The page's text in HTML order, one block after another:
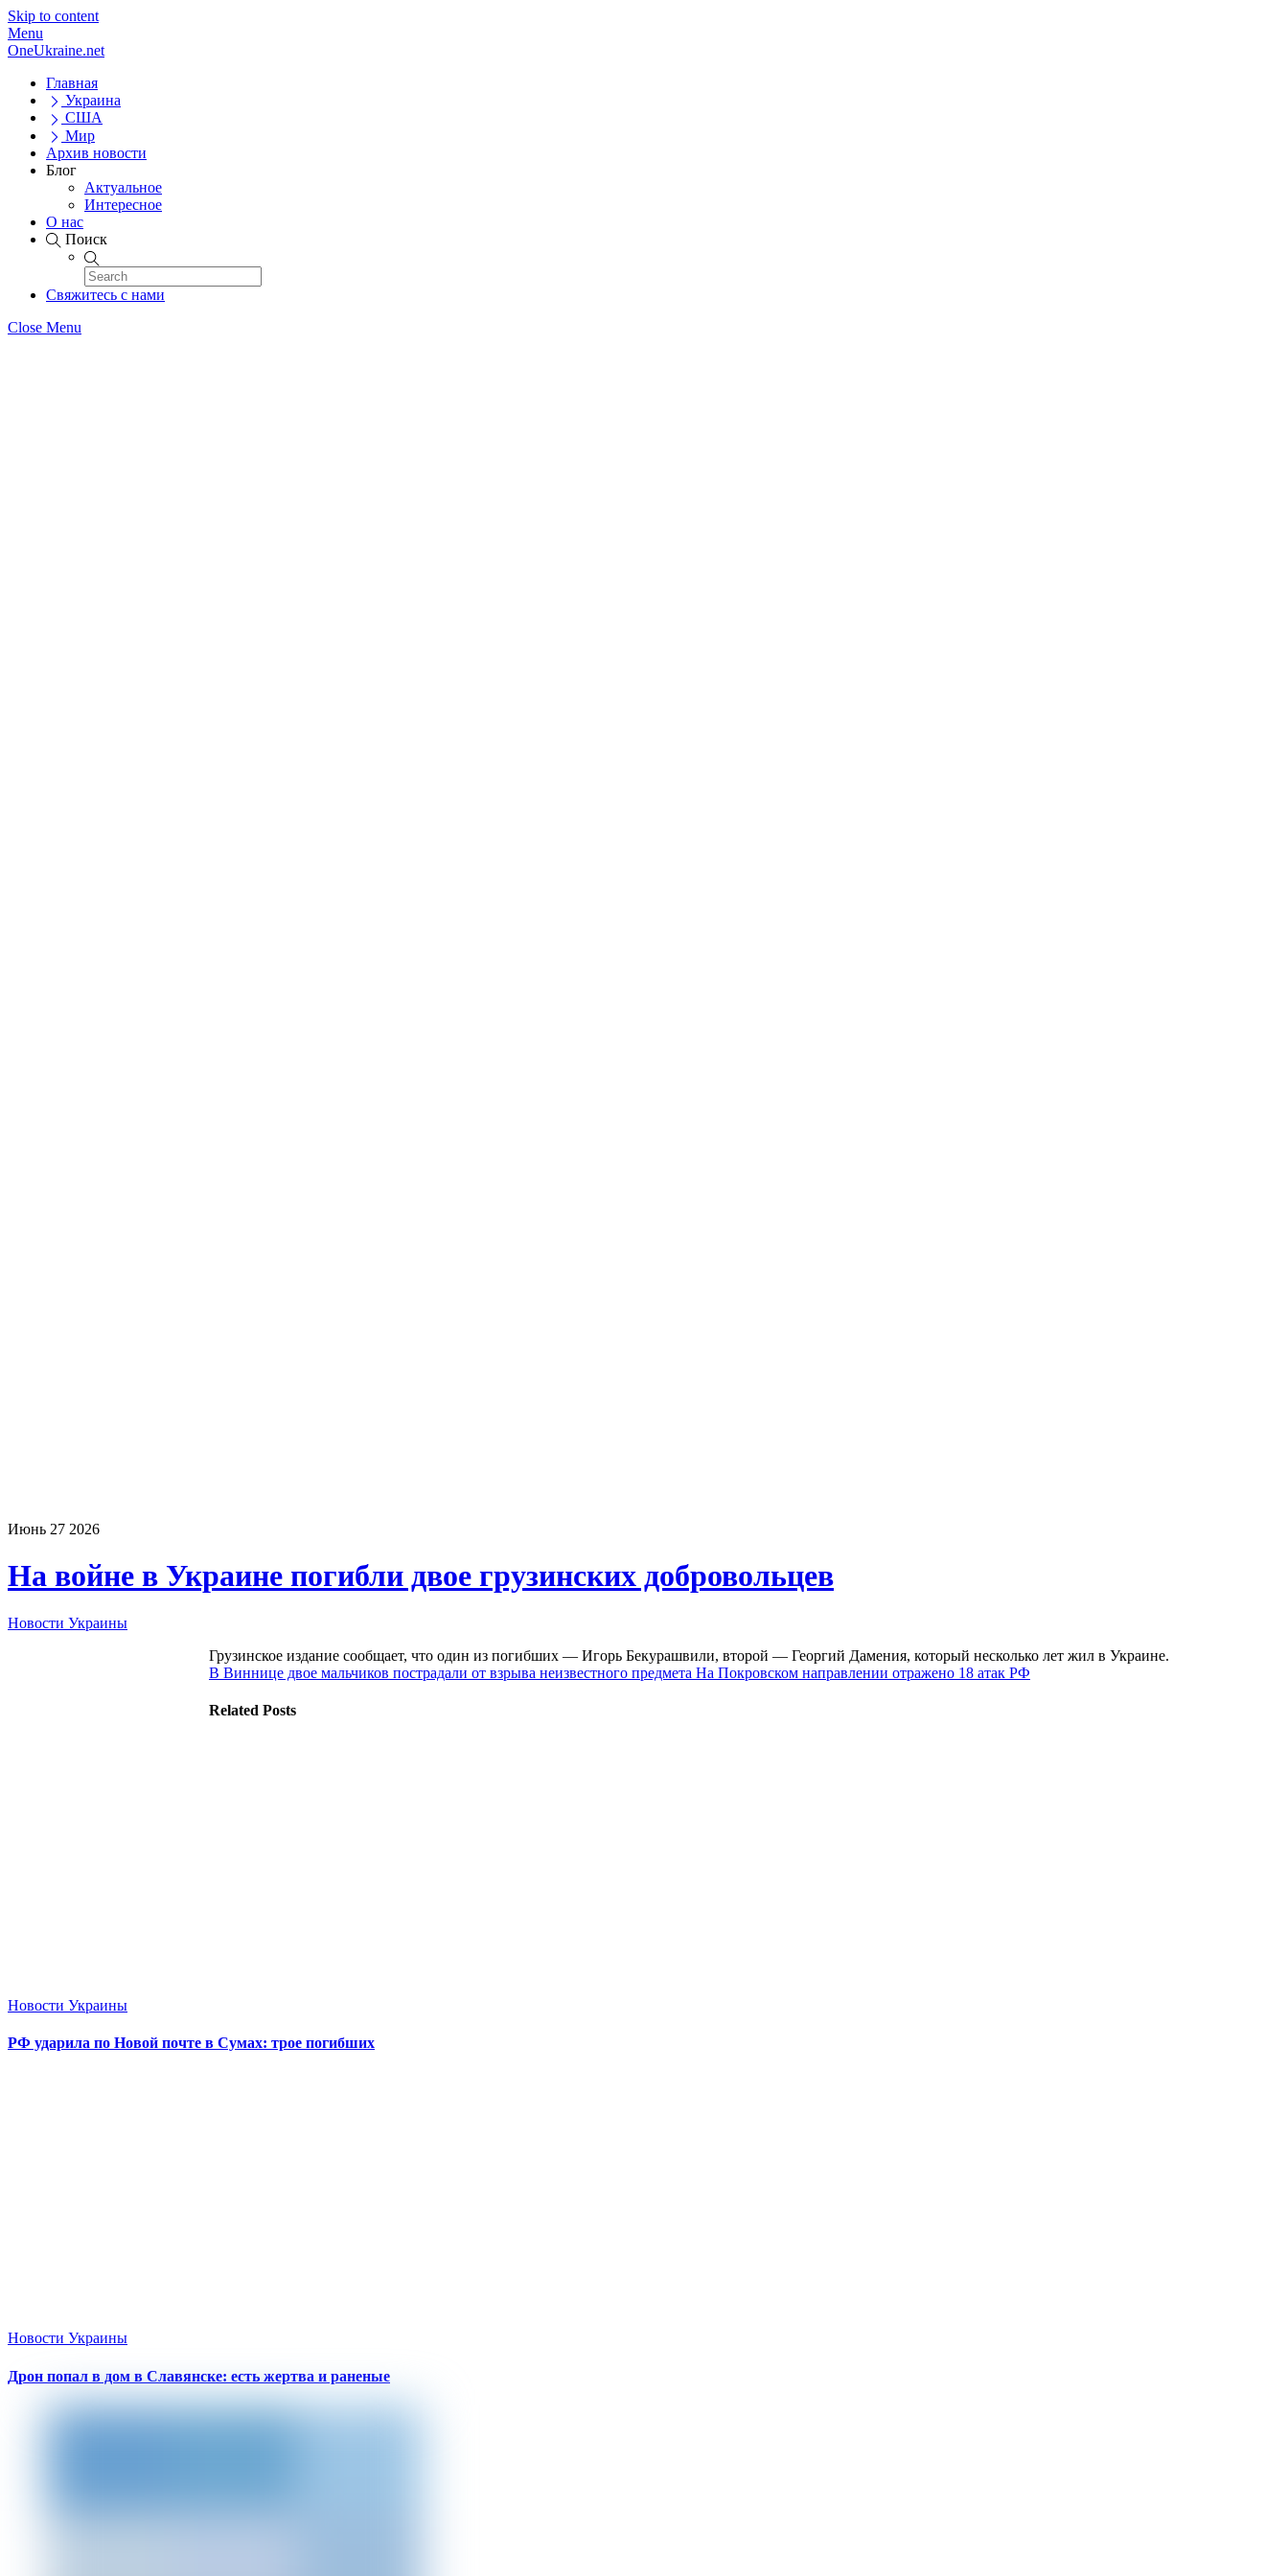
Skip to content
Menu
OneUkraine.net
Главная
Украина
США
Мир
Архив новости
Блог
Актуальное
Интересное
О нас
Поиск
Свяжитесь с нами
Close Menu
Июнь 27 2026
На войне в Украине погибли двое грузинских добровольцев
Новости Украины
Грузинское издание сообщает, что один из погибших — Игорь Бекурашвили, второй — Георгий Дамения, который несколько лет жил в Украине.
В Виннице двое мальчиков пострадали от взрыва неизвестного предмета На Покровском направлении отражено 18 атак РФ
Related Posts
Новости Украины
РФ ударила по Новой почте в Сумах: трое погибших
Новости Украины
Дрон попал в дом в Славянске: есть жертва и раненые